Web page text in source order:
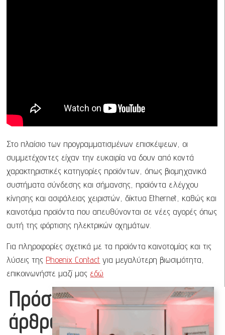
Στο πλαίσιο των προγραμματισμένων επισκέψεων, οι
συμμετέχοντες είχαν την ευκαιρία να δουν από κοντά
χαρακτηριστικές κατηγορίες προϊόντων, όπως βιομηχανικά
συστήματα σύνδεσης και σήμανσης, προϊόντα ελέγχου
κίνησης και ασφάλειας χειριστών, δίκτυα Ethernet, καθώς και
καινοτόμα προϊόντα που απευθύνονται σε νέες αγορές όπως
αυτή της φόρτισης ηλεκτρικών οχημάτων.
Για πληροφορίες σχετικά με τα προϊόντα καινοτομίας και τις
λύσεις της Phoenix Contact για μεγαλύτερη βιωσιμότητα,
επικοινωνήστε μαζί μας εδώ
Πρόσφατα
άρθρα